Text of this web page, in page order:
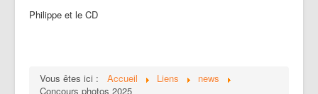
Philippe et le CD
Vous êtes ici : Accueil Liens
news
Concours photos 2025